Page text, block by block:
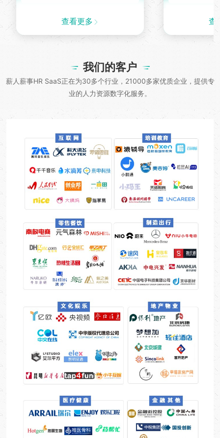
查看更多 查
我们的客户
薪人薪事HR SaaS正在为30多个行业，21000多家优质企业，提供专
业的人力资源数字化服务。